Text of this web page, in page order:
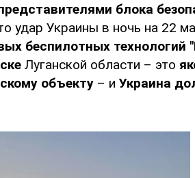
блока
удар Украины в ночь на 22
беспилотных технологий
Луганской области – это
объекту – и Украина